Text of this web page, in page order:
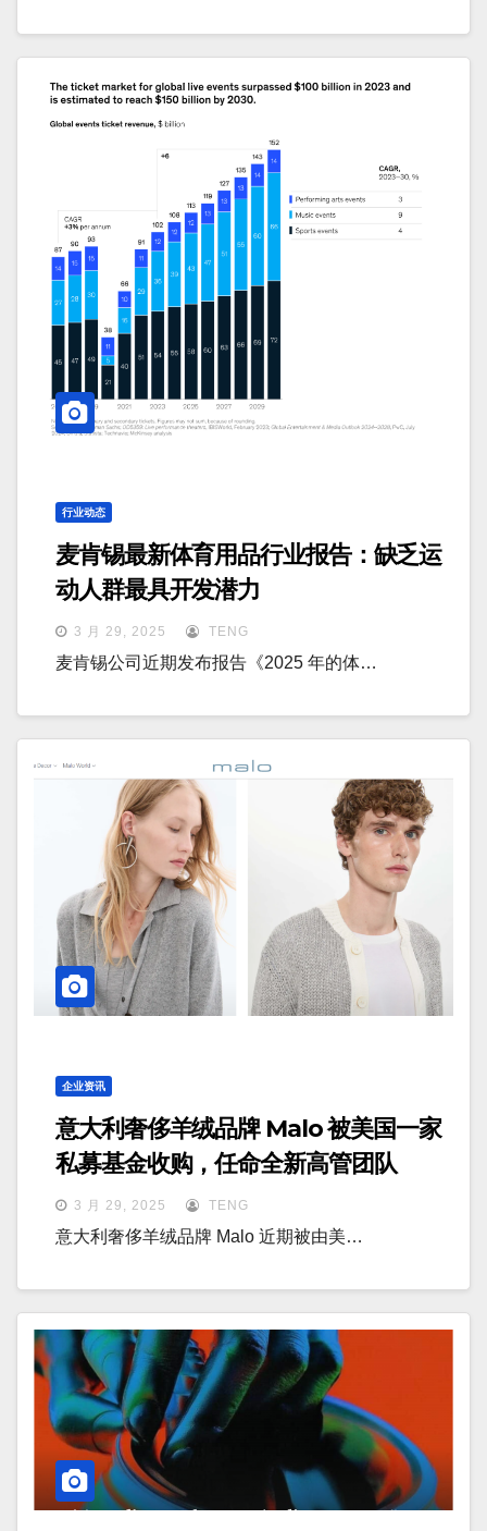
行业动态
麦肯锡最新体育用品行业报告：缺乏运
动人群最具开发潜力
3 月 29, 2025 TENG
麦肯锡公司近期发布报告《2025 年的体…
企业资讯
意大利奢侈羊绒品牌 Malo 被美国一家
私募基金收购，任命全新高管团队
3 月 29, 2025 TENG
意大利奢侈羊绒品牌 Malo 近期被由美…